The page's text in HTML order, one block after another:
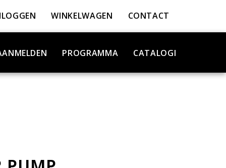
WINKELWAGEN CONTACT
PROGRAMMA CATALOGI